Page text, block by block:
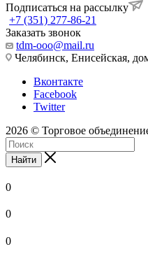
Подписаться на рассылку
+7 (351) 277-86-21
Заказать звонок
tdm-ooo@mail.ru
Челябинск, Енисейская,
Вконтакте
Facebook
Twitter
2026 © Торговое
Найти
0
0
0